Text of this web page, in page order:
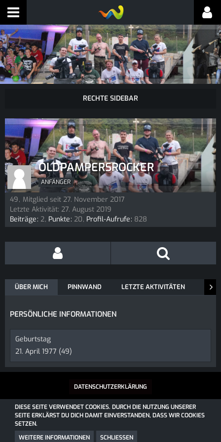
OLDPAMPERSROCKER
ANFÄNGER
49 Mitglied seit 27. November 2017
Letzte Aktivität: 27. August 2019
Beiträge 2 Punkte 20 Profil-Aufrufe 828
ÜBER MICH PINNWAND LETZTE AKTIVITÄTEN
PERSÖNLICHE INFORMATIONEN
Geburtstag
21. April 1977 (49)
DATENSCHUTZERKLÄRUNG
SOCIALBOX, ENTWICKELT VON WEBEXPANDED
COMMUNITY-DESIGN: COMMUNITYVON
DIESE SEITE VERWENDET COOKIES. DURCH DIE NUTZUNG UNSERER
SEITE ERKLÄRST DU DICH DAMIT EINVERSTANDEN, DASS WIR COOKIES
SETZEN.
WEITERE INFORMATIONEN
SCHLIESSEN